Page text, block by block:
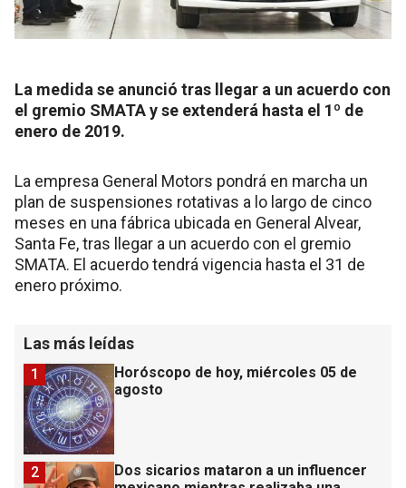
La medida se anunció tras llegar a un acuerdo con
el gremio SMATA y se extenderá hasta el 1º de
enero de 2019.
La empresa General Motors pondrá en marcha un
plan de suspensiones rotativas a lo largo de cinco
meses en una fábrica ubicada en General Alvear,
Santa Fe, tras llegar a un acuerdo con el gremio
SMATA. El acuerdo tendrá vigencia hasta el 31 de
enero próximo.
Las más leídas
Horóscopo de hoy, miércoles 05 de
agosto
1
Dos sicarios mataron a un influencer
2